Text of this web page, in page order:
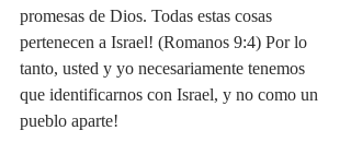
promesas de Dios. Todas estas cosas
pertenecen a Israel! (Romanos 9:4) Por lo
tanto, usted y yo necesariamente tenemos
que identificarnos con Israel, y no como un
pueblo aparte!